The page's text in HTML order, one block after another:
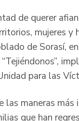
de querer
mujeres y
de Sorasí,
para las
las maneras
que han